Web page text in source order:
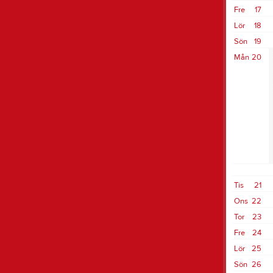
17
Fre
18
Lör
19
Sön
20
Mån
21
Tis
22
Ons
23
Tor
24
Fre
25
Lör
26
Sön